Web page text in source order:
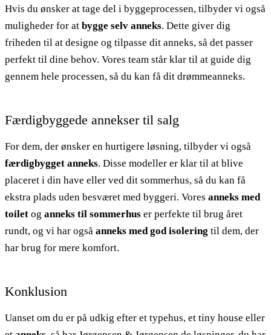
Hvis du ønsker at tage del i byggeprocessen, tilbyder vi også
muligheder for at bygge selv anneks. Dette giver dig
friheden til at designe og tilpasse dit anneks, så det passer
perfekt til dine behov. Vores team står klar til at guide dig
gennem hele processen, så du kan få dit drømmeanneks.
Færdigbyggede annekser til salg
For dem, der ønsker en hurtigere løsning, tilbyder vi også
færdigbygget anneks. Disse modeller er klar til at blive
placeret i din have eller ved dit sommerhus, så du kan få
ekstra plads uden besværet med byggeri. Vores anneks med
toilet og anneks til sommerhus er perfekte til brug året
rundt, og vi har også anneks med god isolering til dem, der
har brug for mere komfort.
Konklusion
Uanset om du er på udkig efter et typehus, et tiny house eller